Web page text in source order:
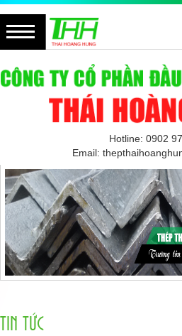
Hotline: 0902
Email:
TIN TỨC